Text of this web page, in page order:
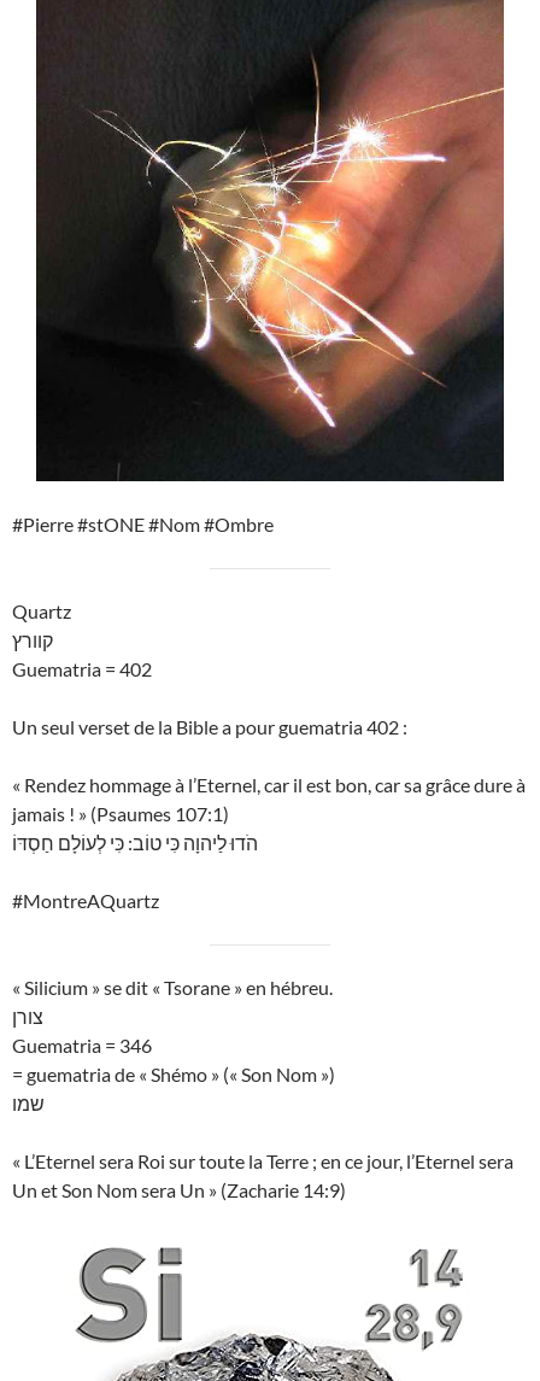
#Pierre #stONE #Nom #Ombre
Quartz
קוורץ
Guematria = 402
Un seul verset de la Bible a pour guematria 402 :
« Rendez hommage à l’Eternel, car il est bon, car sa grâce dure à
jamais ! » (Psaumes 107:1)
הֹדוּ לַיהוָה כִּי טוֹב: כִּי לְעוֹלָם חַסְדּוֹ
#MontreAQuartz
« Silicium » se dit « Tsorane » en hébreu.
צורן
Guematria = 346
= guematria de « Shémo » (« Son Nom »)
שמו
« L’Eternel sera Roi sur toute la Terre ; en ce jour, l’Eternel sera
Un et Son Nom sera Un » (Zacharie 14:9)